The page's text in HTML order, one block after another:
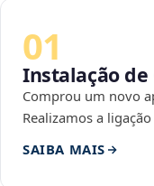
01
Instalação
Comprou um novo
Realizamos a
SAIBA MAIS